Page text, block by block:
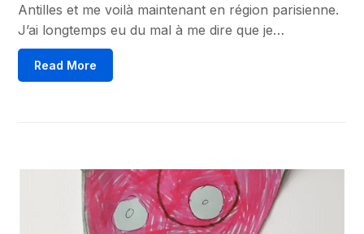
Antilles et me voilà maintenant en région parisienne.
J’ai longtemps eu du mal à me dire que je…
Read More